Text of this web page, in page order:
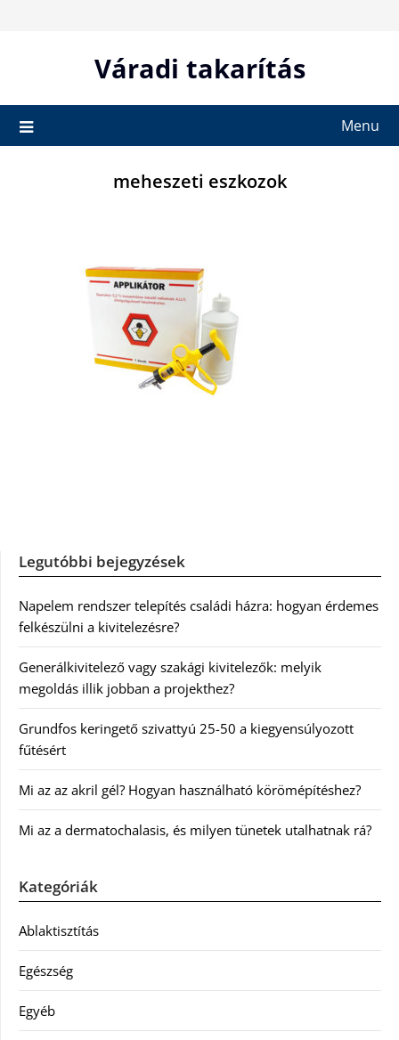
Váradi takarítás
Menu
meheszeti eszkozok
Legutóbbi bejegyzések
Napelem rendszer telepítés családi házra: hogyan érdemes
felkészülni a kivitelezésre?
Generálkivitelező vagy szakági kivitelezők: melyik
megoldás illik jobban a projekthez?
Grundfos keringető szivattyú 25-50 a kiegyensúlyozott
fűtésért
Mi az az akril gél? Hogyan használható körömépítéshez?
Mi az a dermatochalasis, és milyen tünetek utalhatnak rá?
Kategóriák
Ablaktisztítás
Egészség
Egyéb